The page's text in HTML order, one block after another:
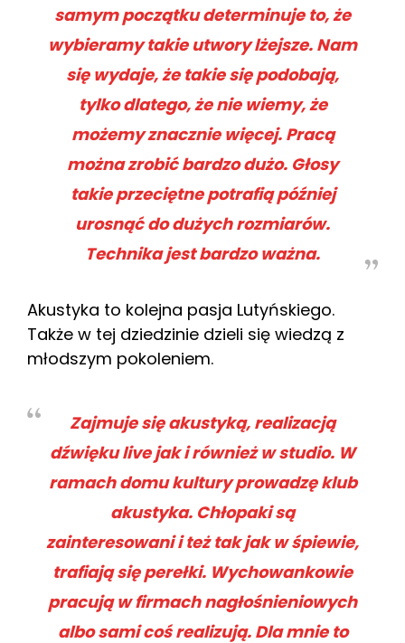
samym początku determinuje to, że
wybieramy takie utwory lżejsze. Nam
się wydaje, że takie się podobają,
tylko dlatego, że nie wiemy, że
możemy znacznie więcej. Pracą
można zrobić bardzo dużo. Głosy
takie przeciętne potrafią później
urosnąć do dużych rozmiarów.
Technika jest bardzo ważna.
Akustyka to kolejna pasja Lutyńskiego.
Także w tej dziedzinie dzieli się wiedzą z
młodszym pokoleniem.
Zajmuje się akustyką, realizacją
dźwięku live jak i również w studio. W
ramach domu kultury prowadzę klub
akustyka. Chłopaki są
zainteresowani i też tak jak w śpiewie,
trafiają się perełki. Wychowankowie
pracują w firmach nagłośnieniowych
albo sami coś realizują. Dla mnie to